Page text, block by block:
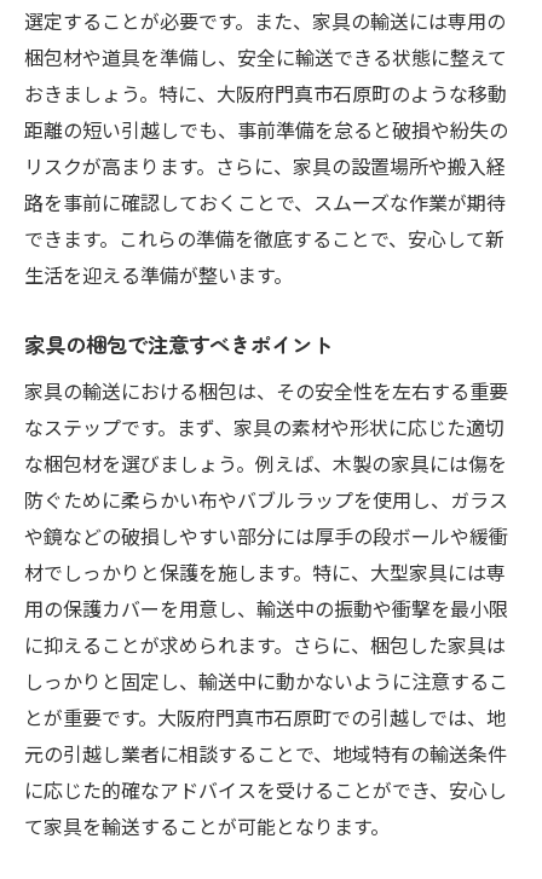
引越しプランの柔軟性を見極める
プロフェッショナルによる家具輸送のメリット
専門知識による安全な輸送の実現
短時間でのスムーズな作業
家具の保護と損傷防止技術
引越し後のアフターケアサービス
プロによる効率的な配置のアドバイス
新生活を安心して始めるための家具輸送ガイド
引越し後の家具配置計画
新居での家具メンテナンス方法
輸送中の家具ダメージを防ぐ工夫
家具輸送後のトラブル対処法
安心して新生活を始めるための心構え
地域のプロフェッショナルネットワークの
効率的な家具輸送を実現するための秘訣
輸送経路の最適化とその重要性
家具解体と組み立てのポイント
輸送日程の計画と調整
季節による輸送の違いと対策
選定することが必要です。また、家具の輸送には専用の
梱包材や道具を準備し、安全に輸送できる状態に整えて
おきましょう。特に、大阪府門真市石原町のような移動
距離の短い引越しでも、事前準備を怠ると破損や紛失の
リスクが高まります。さらに、家具の設置場所や搬入経
路を事前に確認しておくことで、スムーズな作業が期待
できます。これらの準備を徹底することで、安心して新
生活を迎える準備が整います。
家具の梱包で注意すべきポイント
家具の輸送における梱包は、その安全性を左右する重要
なステップです。まず、家具の素材や形状に応じた適切
な梱包材を選びましょう。例えば、木製の家具には傷を
防ぐために柔らかい布やバブルラップを使用し、ガラス
や鏡などの破損しやすい部分には厚手の段ボールや緩衝
材でしっかりと保護を施します。特に、大型家具には専
用の保護カバーを用意し、輸送中の振動や衝撃を最小限
に抑えることが求められます。さらに、梱包した家具は
しっかりと固定し、輸送中に動かないように注意するこ
とが重要です。大阪府門真市石原町での引越しでは、地
元の引越し業者に相談することで、地域特有の輸送条件
に応じた的確なアドバイスを受けることができ、安心し
て家具を輸送することが可能となります。